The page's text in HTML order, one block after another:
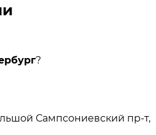
?
Сампсониевский пр-т,